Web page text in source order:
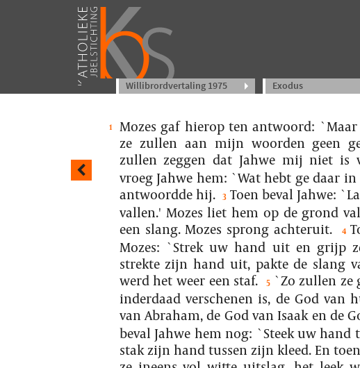
Willibrordvertaling 1975 Exodus
1
Mozes gaf hierop ten antwoord:
ze zullen aan mijn woorden geen
zullen zeggen dat Jahwe mij niet is
vroeg Jahwe hem: `Wat hebt ge daar
antwoordde hij.
3 Toen beval Jahwe:
vallen.' Mozes liet hem op de grond
een slang. Mozes sprong achteruit.
4
Mozes: `Strek uw hand uit en grijp
strekte zijn hand uit, pakte de slang
werd het weer een staf.
5 `Zo zullen ze
inderdaad verschenen is, de God van
van Abraham, de God van Isaak en de
beval Jahwe hem nog: `Steek uw hand
stak zijn hand tussen zijn kleed. En